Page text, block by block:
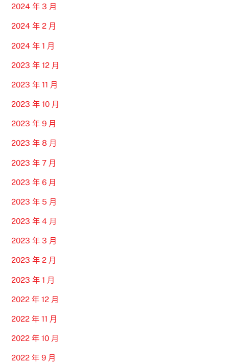
2024 年 3 月
2024 年 2 月
2024 年 1 月
2023 年 12 月
2023 年 11 月
2023 年 10 月
2023 年 9 月
2023 年 8 月
2023 年 7 月
2023 年 6 月
2023 年 5 月
2023 年 4 月
2023 年 3 月
2023 年 2 月
2023 年 1 月
2022 年 12 月
2022 年 11 月
2022 年 10 月
2022 年 9 月